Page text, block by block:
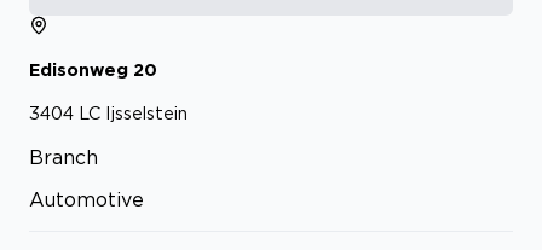
Edisonweg 20
3404 LC Ijsselstein
Branch
Automotive